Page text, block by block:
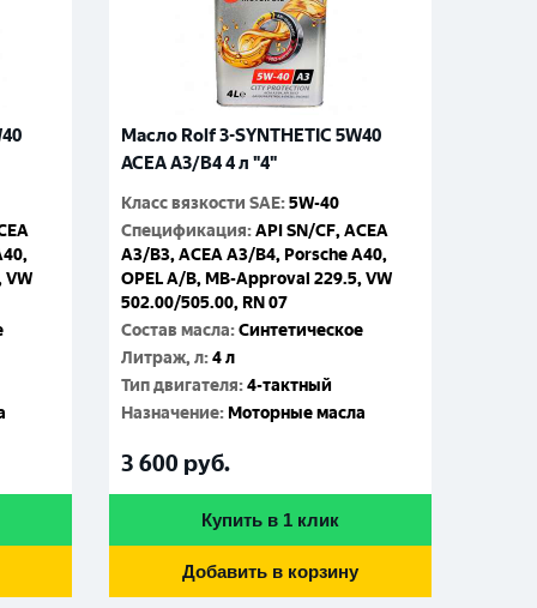
VW
Масло Rolf 3-SYNTHETIC 5W40
ACEA A3/B4 4 л "4"
Класс вязкости SAE:5W-40
Спецификация:API SN/CF, ACEA
A3/B3, ACEA A3/B4, Porsche A40,
OPEL A/B, MB-Approval 229.5, VW
502.00/505.00, RN 07
Состав масла:Синтетическое
Литраж, л:4 л
Тип двигателя:4-тактный
Назначение: Моторные масла
3 600 руб.
Купить в 1 клик
Добавить в корзину